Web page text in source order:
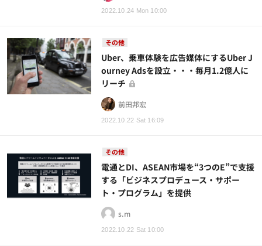
2022.10.24 Mon 10:00
その他
2022.10.22 Sat 16:09
Uber、乗車体験を広告媒体にするUber J
ourney Adsを設立・・・毎月1.2億人に
リーチ
前田邦宏
その他
2022.10.22 Sat 10:00
電通とDI、ASEAN市場を“3つのE”で支援
する「ビジネスプロデュース・サポー
ト・プログラム」を提供
s.m